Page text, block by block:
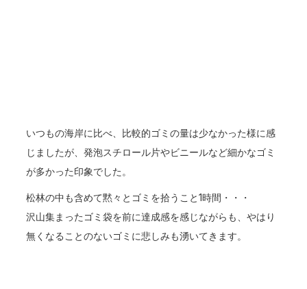
いつもの海岸に比べ、比較的ゴミの量は少なかった様に感
じましたが、発泡スチロール片やビニールなど細かなゴミ
が多かった印象でした。
松林の中も含めて黙々とゴミを拾うこと1時間・・・
沢山集まったゴミ袋を前に達成感を感じながらも、やはり
無くなることのないゴミに悲しみも湧いてきます。